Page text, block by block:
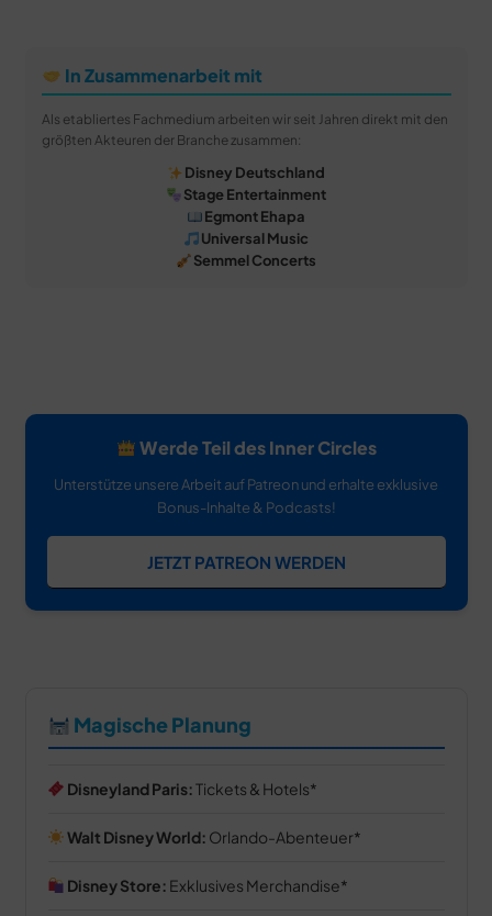
In Zusammenarbeit mit
Als etabliertes Fachmedium arbeiten wir seit Jahren direkt mit den
größten Akteuren der Branche zusammen:
Disney Deutschland
Stage Entertainment
Egmont Ehapa
Universal Music
Semmel Concerts
Werde Teil des Inner Circles
Unterstütze unsere Arbeit auf Patreon und erhalte exklusive
Bonus-Inhalte & Podcasts!
JETZT PATREON WERDEN
Magische Planung
Disneyland Paris:Tickets & Hotels
Walt Disney World: Orlando-Abenteuer
Disney Store: Exklusives Merchandise